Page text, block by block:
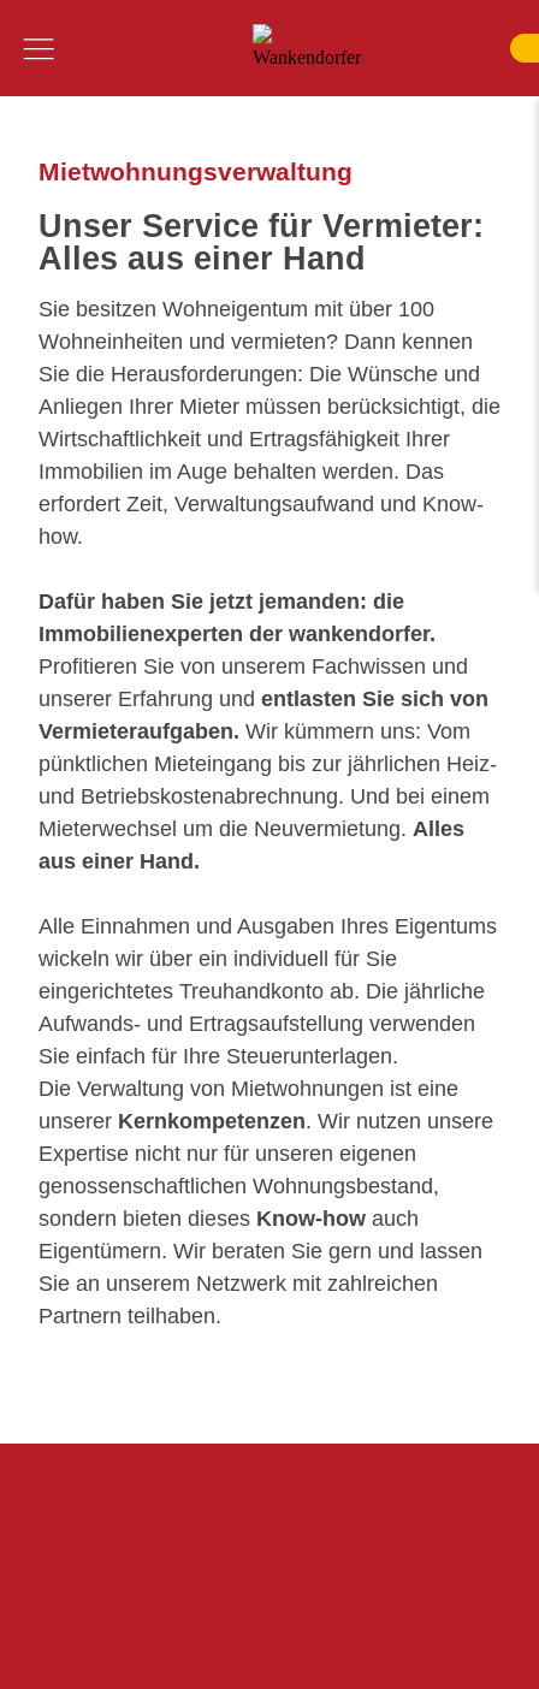
Menü
Mietwohnungsverwaltung
Unser Service für Vermieter:
Alles aus einer Hand
Sie besitzen Wohneigentum mit über 100
Wohneinheiten und vermieten? Dann kennen
Sie die Herausforderungen: Die Wünsche und
Anliegen Ihrer Mieter müssen berücksichtigt, die
Wirtschaftlichkeit und Ertragsfähigkeit Ihrer
Immobilien im Auge behalten werden. Das
erfordert Zeit, Verwaltungsaufwand und Know-
how.
Dafür haben Sie jetzt jemanden: die
Immobilienexperten der wankendorfer.
Profitieren Sie von unserem Fachwissen und
unserer Erfahrung und entlasten Sie sich von
Vermieteraufgaben. Wir kümmern uns: Vom
pünktlichen Mieteingang bis zur jährlichen Heiz-
und Betriebskostenabrechnung. Und bei einem
Mieterwechsel um die Neuvermietung. Alles
aus einer Hand.
Alle Einnahmen und Ausgaben Ihres Eigentums
wickeln wir über ein individuell für Sie
eingerichtetes Treuhandkonto ab. Die jährliche
Aufwands- und Ertragsaufstellung verwenden
Sie einfach für Ihre Steuerunterlagen.
Die Verwaltung von Mietwohnungen ist eine
unserer Kernkompetenzen. Wir nutzen unsere
Expertise nicht nur für unseren eigenen
genossenschaftlichen Wohnungsbestand,
sondern bieten dieses Know-how auch
Eigentümern. Wir beraten Sie gern und lassen
Sie an unserem Netzwerk mit zahlreichen
Partnern teilhaben.